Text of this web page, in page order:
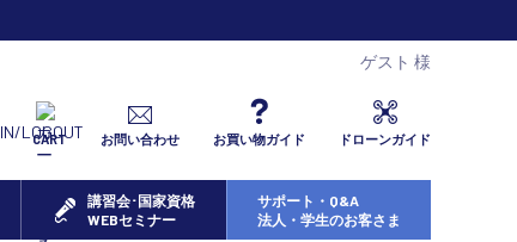
ゲスト 様
CART お問い合わせ お買い物ガイド ドローンガイド
講習会･国家資格
WEBセミナー
サポート・Q&A
法人・学生のお客さま